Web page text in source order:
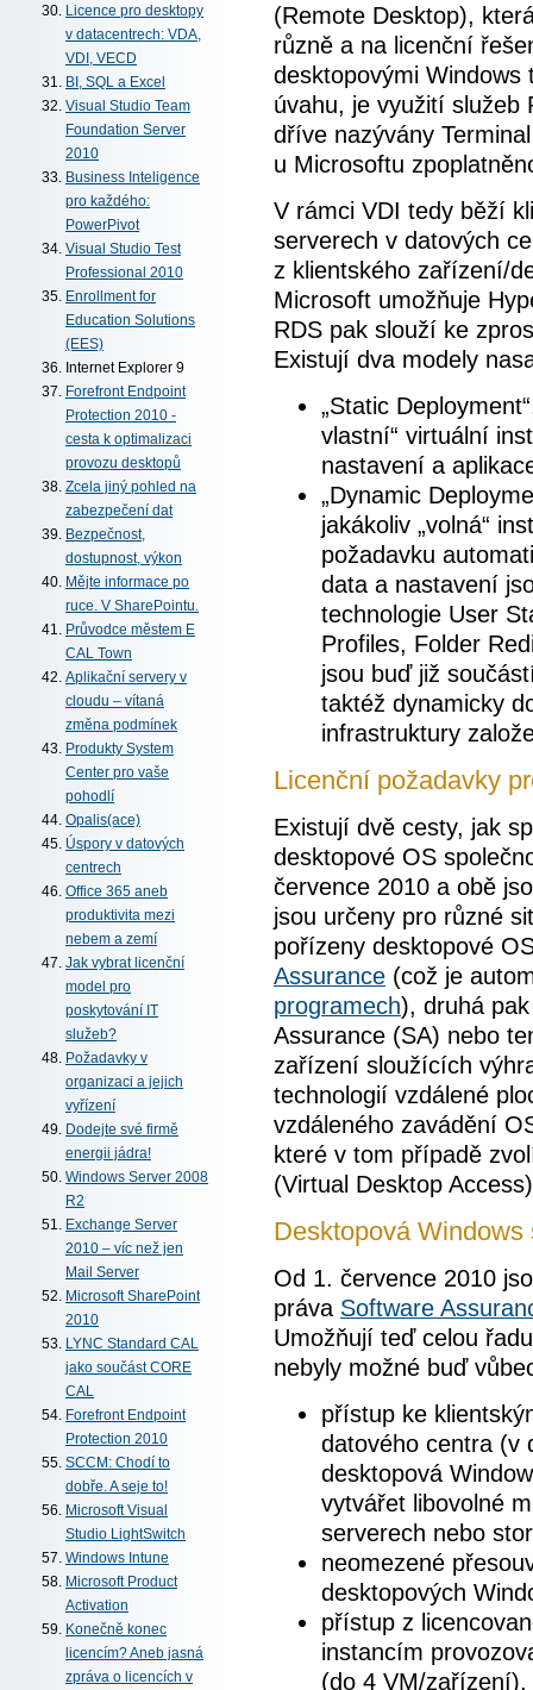
Licence pro desktopy
v datacentrech: VDA,
VDI, VECD
BI, SQL a Excel
Visual Studio Team
Foundation Server
2010
Business Inteligence
pro každého:
PowerPivot
Visual Studio Test
Professional 2010
Enrollment for
Education Solutions
(EES)
Internet Explorer 9
Forefront Endpoint
Protection 2010 -
cesta k optimalizaci
provozu desktopů
Zcela jiný pohled na
zabezpečení dat
Bezpečnost,
dostupnost, výkon
Mějte informace po
ruce. V SharePointu.
Průvodce městem E
CAL Town
Aplikační servery v
cloudu – vítaná
změna podmínek
Produkty System
Center pro vaše
pohodlí
Opalis(ace)
Úspory v datových
centrech
Office 365 aneb
produktivita mezi
nebem a zemí
Jak vybrat licenční
model pro
poskytování IT
služeb?
Požadavky v
organizaci a jejich
vyřízení
Dodejte své firmě
energii jádra!
Windows Server 2008
R2
Exchange Server
2010 – víc než jen
Mail Server
Microsoft SharePoint
2010
LYNC Standard CAL
jako součást CORE
CAL
Forefront Endpoint
Protection 2010
SCCM: Chodí to
dobře. A seje to!
Microsoft Visual
Studio LightSwitch
Windows Intune
Microsoft Product
Activation
Konečně konec
licencím? Aneb jasná
zpráva o licencích v
(Remote Desktop),
různě a na licenční
desktopovými
úvahu, je využití služeb
dříve nazývány
u Microsoftu
V rámci VDI tedy běží
serverech v datových
z klientského zařízení/
Microsoft umožňuje
RDS pak slouží ke
Existují dva modely
„Static
vlastní“ virtuální
nastavení a
„Dynamic
jakákoliv „volná“
požadavku
data a nastavení
technologie User
Profiles, Folder
jsou buď již
taktéž dynamicky
infrastruktury
Licenční požadavky
Existují dvě cesty, jak
desktopové OS
července 2010 a obě
jsou určeny pro různé
pořízeny desktopové
Assurance (což je
programech), druhá
Assurance (SA) nebo
zařízení sloužících
technologií vzdálené
vzdáleného zavádění
které v tom případě
(Virtual Desktop
Desktopová Windows
Od 1. července 2010
práva Software
Umožňují teď celou
nebyly možné buď
přístup ke
datového centra (v
desktopová
vytvářet libovolné
serverech nebo
neomezené
desktopových
přístup z
instancím
(do 4 VM/